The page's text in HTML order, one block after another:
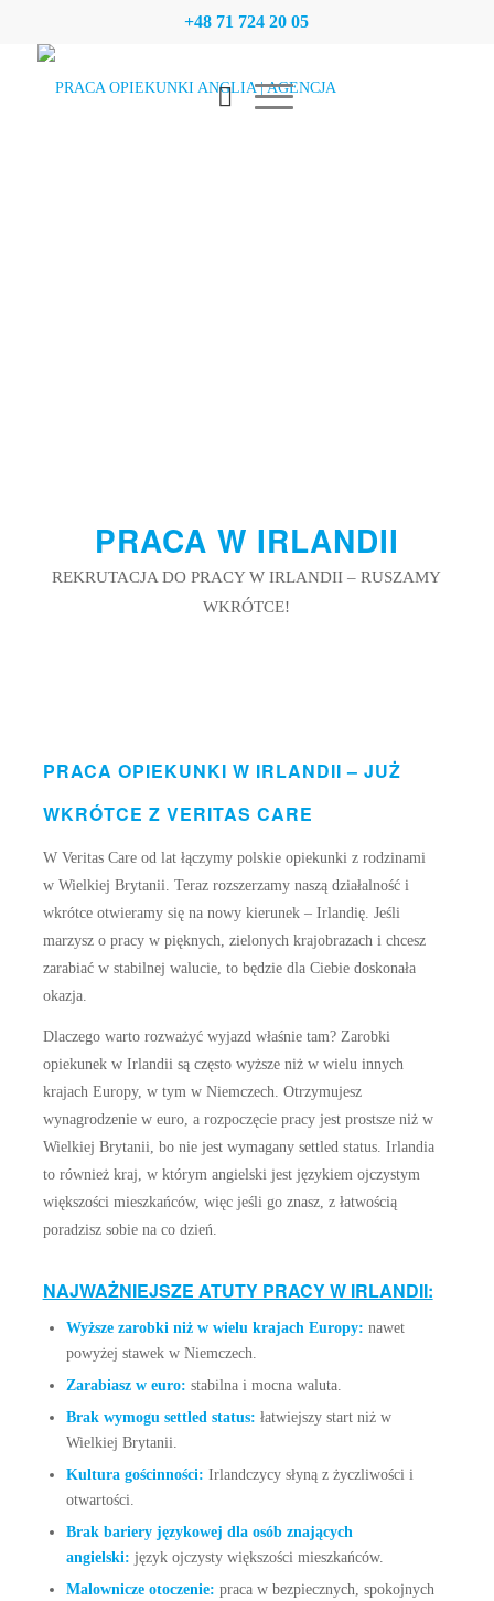
+48 71 724 20 05
PRACA W IRLANDII
REKRUTACJA DO PRACY W IRLANDII – RUSZAMY
WKRÓTCE!
PRACA OPIEKUNKI W IRLANDII – JUŻ
WKRÓTCE Z VERITAS CARE
W Veritas Care od lat łączymy polskie opiekunki z rodzinami
w Wielkiej Brytanii. Teraz rozszerzamy naszą działalność i
wkrótce otwieramy się na nowy kierunek – Irlandię. Jeśli
marzysz o pracy w pięknych, zielonych krajobrazach i chcesz
zarabiać w stabilnej walucie, to będzie dla Ciebie doskonała
okazja.
Dlaczego warto rozważyć wyjazd właśnie tam? Zarobki
opiekunek w Irlandii są często wyższe niż w wielu innych
krajach Europy, w tym w Niemczech. Otrzymujesz
wynagrodzenie w euro, a rozpoczęcie pracy jest prostsze niż w
Wielkiej Brytanii, bo nie jest wymagany settled status. Irlandia
to również kraj, w którym angielski jest językiem ojczystym
większości mieszkańców, więc jeśli go znasz, z łatwością
poradzisz sobie na co dzień.
NAJWAŻNIEJSZE ATUTY PRACY W IRLANDII:
Wyższe zarobki niż w wielu krajach Europy: nawet
powyżej stawek w Niemczech.
Zarabiasz w euro: stabilna i mocna waluta.
Brak wymogu settled status: łatwiejszy start niż w
Wielkiej Brytanii.
Kultura gościnności: Irlandczycy słyną z życzliwości i
otwartości.
Brak bariery językowej dla osób znających
angielski: język ojczysty większości mieszkańców.
Malownicze otoczenie: praca w bezpiecznych, spokojnych